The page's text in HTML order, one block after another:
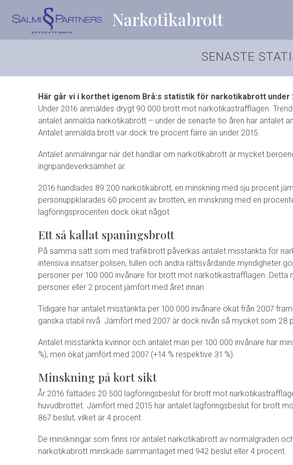
Narkotikabrott
SENASTE
Här går vi i korthet igenom Brå:s statistik för narkotikabrott under
Under 2016 anmäldes drygt 90 000 brott mot narkotikastrafflagen.
antalet anmälda narkotikabrott – under de senaste tio åren har antalet
Antalet anmälda brott var dock tre procent färre än under 2015.
Antalet anmälningar när det handlar om narkotikabrott är mycket
ingripandeverksamhet är.
2016 handlades 89 200 narkotikabrott, en minskning med sju procent
personuppklarades 60 procent av brotten, en minskning med en
lagföringsprocenten dock ökat något.
Ett så kallat spaningsbrott
På samma sätt som med trafikbrott påverkas antalet misstänkta för
intensiva insatser polisen, tullen och andra rättsvårdande myndigheter
personer per 100 000 invånare för brott mot narkotikastrafflagen. Detta
personer eller 2 procent jämfört med året innan.
Tidigare har antalet misstänkta per 100 000 invånare ökat från 2007
ganska stabil nivå. Jämfört med 2007 är dock nivån så mycket som 28
Antalet misstänkta kvinnor och antalet män per 100 000 invånare har
%), men ökat jämfört med 2007 (+14 % respektive 31 %).
Minskning på kort sikt
År 2016 fattades 20 500 lagföringsbeslut för brott mot
huvudbrottet. Jämfört med 2015 har antalet lagföringsbeslut för brott
867 beslut, vilket är 4 procent.
De minskningar som finns rör antalet narkotikabrott av normalgraden
narkotikabrott minskade sammantaget med 942 beslut eller 4 procent.